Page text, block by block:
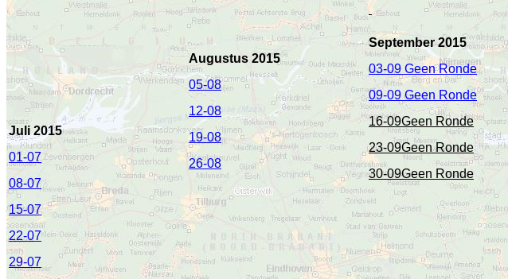
Juli 2015
01-07
08-07
15-07
22-07
29-07
Augustus 2015
05-08
12-08
19-08
26-08
September 2015
03-09 Geen Ronde
09-09 Geen Ronde
16-09Geen Ronde
23-09Geen Ronde
30-09Geen Ronde